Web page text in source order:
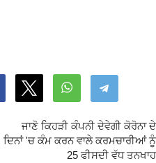
ਜਾਣੋ ਕਿਹੜੀ ਕੰਪਨੀ ਦੇਵੇਗੀ ਕੋਰੋਨਾ ਦੇ
ਦਿਨਾਂ 'ਚ ਕੰਮ ਕਰਨ ਵਾਲੇ ਕਰਮਚਾਰੀਆਂ ਨੂੰ
25 ਫੀਸਦੀ ਵੱਧ ਤਨਖਾਹ